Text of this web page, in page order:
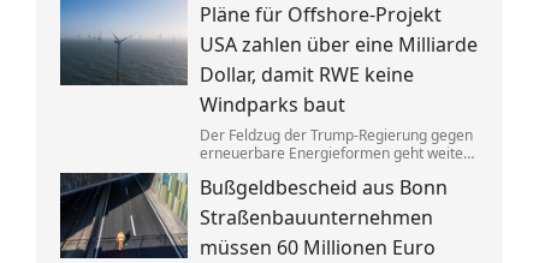
Dabei vertraten die CDU-
Ministerpräsidenten noch vor Kurzem
das Gegenteil dessen, was sie jetzt
sagen.
Pläne für Offshore-Projekt
USA zahlen über eine Milliarde
Dollar, damit RWE keine
Windparks baut
Der Feldzug der Trump-Regierung gegen
erneuerbare Energieformen geht weiter:
in den USA geplante große
Windkraftprojekte auf – gegen eine
üppige Entschädigung.
Bußgeldbescheid aus Bonn
Straßenbauunternehmen
müssen 60 Millionen Euro